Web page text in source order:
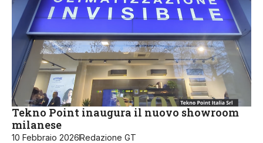
Tekno Point inaugura il nuovo showroom
milanese
10 Febbraio 2026Redazione GT